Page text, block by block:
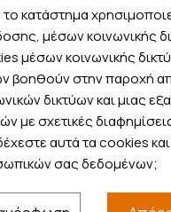
Express
Κάντε σήμερα
παραλάβετε
κατάστημα
μέσων κοινωνικής
μέσων κοινωνικής
βοηθούν στην παροχή
δικτύων και μιας
με σχετικές
αυτά τα cookies
σας δεδομένων;